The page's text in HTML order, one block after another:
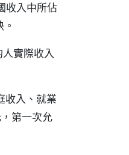
收入中所佔
實際收入
收入、就業
第一次允